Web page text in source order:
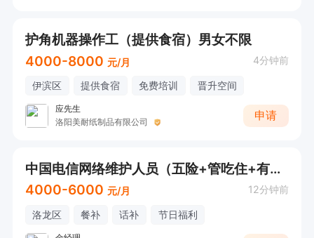
护角机器操作工（提供食宿）男女不限
4000-8000 元/月 4分钟前
伊滨区 提供食宿 免费培训 晋升空间
应先生
洛阳美耐纸制品有限公司
申请
中国电信网络维护人员（五险+管吃住+有无经验均可）
4000-6000 元/月 12分钟前
洛龙区 餐补 话补 节日福利